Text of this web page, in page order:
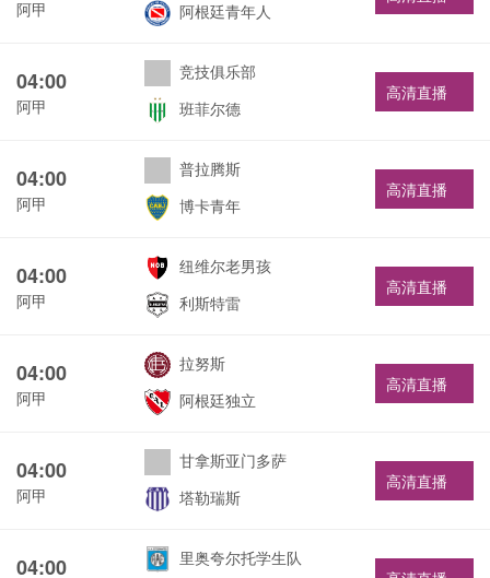
阿甲
阿根廷青年人
04:00
阿甲
竞技俱乐部
班菲尔德
高清直播
04:00
阿甲
普拉腾斯
博卡青年
高清直播
04:00
阿甲
纽维尔老男孩
利斯特雷
高清直播
04:00
阿甲
拉努斯
阿根廷独立
高清直播
04:00
阿甲
甘拿斯亚门多萨
塔勒瑞斯
高清直播
04:00
里奥夸尔托学生队